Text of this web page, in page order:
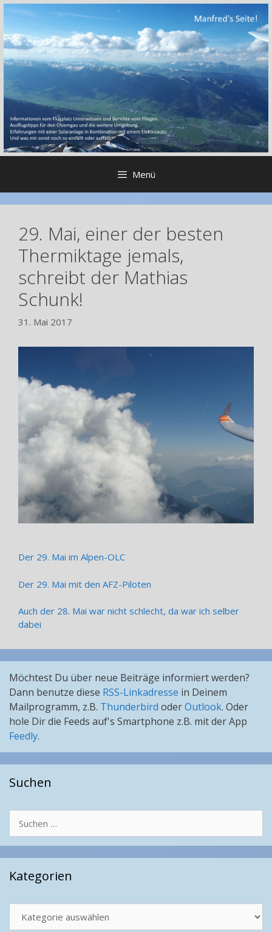
Zum
springen
Menü
29. Mai, einer der besten
Thermiktage jemals,
schreibt der Mathias
Schunk!
31. Mai 2017
Der 29. Mai im Alpen-OLC
Der 29. Mai mit den AFZ-Piloten
Auch der 28. Mai war nicht schlecht, da war ich selber
dabei
Möchtest Du über neue Beiträge informiert werden?
Dann benutze diese RSS-Linkadresse in Deinem
Mailprogramm, z.B. Thunderbird oderOutlook. Oder
hole Dir die Feeds auf's Smartphone z.B. mit der App
Feedly.
Suchen
Suchen
nach:
Kategorien